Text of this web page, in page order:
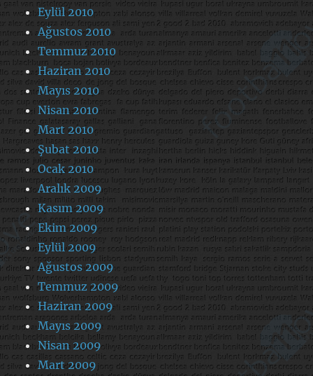
Eylül 2010
Ağustos 2010
Temmuz 2010
Haziran 2010
Mayıs 2010
Nisan 2010
Mart 2010
Şubat 2010
Ocak 2010
Aralık 2009
Kasım 2009
Ekim 2009
Eylül 2009
Ağustos 2009
Temmuz 2009
Haziran 2009
Mayıs 2009
Nisan 2009
Mart 2009